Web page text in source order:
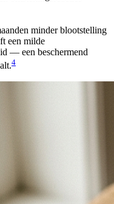
minder blootstelling
een milde
— een beschermend
4